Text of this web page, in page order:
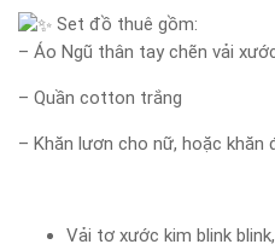
Set đồ thuê gồm:
– Áo Ngũ thân tay chẽn vải
– Quần cotton trắng
– Khăn lươn cho nữ, hoặc khăn
Vải tơ xước kim blink